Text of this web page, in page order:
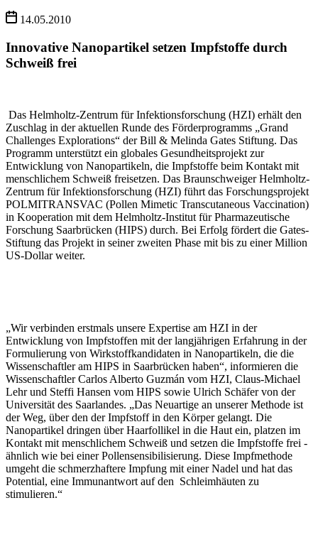
14.05.2010
Innovative Nanopartikel setzen Impfstoffe durch
Schweiß frei
Das Helmholtz-Zentrum für Infektionsforschung (HZI) erhält den
Zuschlag in der aktuellen Runde des Förderprogramms „Grand
Challenges Explorations“ der Bill & Melinda Gates Stiftung. Das
Programm unterstützt ein globales Gesundheitsprojekt zur
Entwicklung von Nanopartikeln, die Impfstoffe beim Kontakt mit
menschlichem Schweiß freisetzen. Das Braunschweiger Helmholtz-
Zentrum für Infektionsforschung (HZI) führt das Forschungsprojekt
POLMITRANSVAC (Pollen Mimetic Transcutaneous Vaccination)
in Kooperation mit dem Helmholtz-Institut für Pharmazeutische
Forschung Saarbrücken (HIPS) durch. Bei Erfolg fördert die Gates-
Stiftung das Projekt in seiner zweiten Phase mit bis zu einer Million
US-Dollar weiter.
„Wir verbinden erstmals unsere Expertise am HZI in der
Entwicklung von Impfstoffen mit der langjährigen Erfahrung in der
Formulierung von Wirkstoffkandidaten in Nanopartikeln, die die
Wissenschaftler am HIPS in Saarbrücken haben“, informieren die
Wissenschaftler Carlos Alberto Guzmán vom HZI, Claus-Michael
Lehr und Steffi Hansen vom HIPS sowie Ulrich Schäfer von der
Universität des Saarlandes. „Das Neuartige an unserer Methode ist
der Weg, über den der Impfstoff in den Körper gelangt. Die
Nanopartikel dringen über Haarfollikel in die Haut ein, platzen im
Kontakt mit menschlichem Schweiß und setzen die Impfstoffe frei -
ähnlich wie bei einer Pollensensibilisierung. Diese Impfmethode
umgeht die schmerzhaftere Impfung mit einer Nadel und hat das
Potential, eine Immunantwort auf den Schleimhäuten zu
stimulieren.“